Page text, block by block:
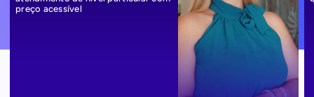
preço acessível